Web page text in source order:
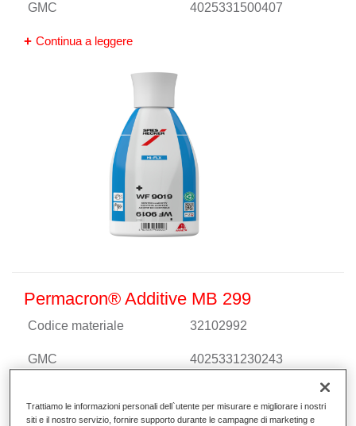
GMC 4025331500407
Continua a leggere
Permacron® Additive MB 299
Codice materiale 32102992
GMC 4025331230243
Trattiamo le informazioni personali dell`utente per misurare e migliorare i nostri
siti e il nostro servizio, fornire supporto durante le campagne di marketing e